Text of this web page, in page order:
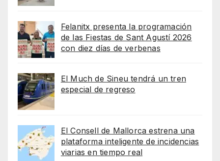
Felanitx presenta la programación
de las Fiestas de Sant Agustí 2026
con diez días de verbenas
El Much de Sineu tendrá un tren
especial de regreso
El Consell de Mallorca estrena una
plataforma inteligente de incidencias
viarias en tiempo real